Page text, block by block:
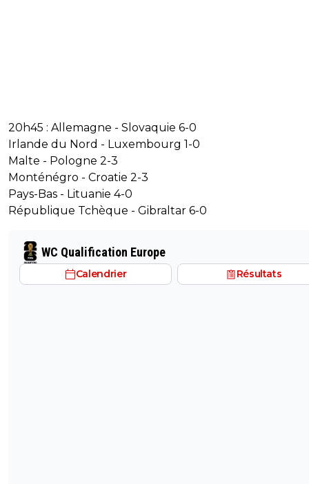
20h45 : Allemagne - Slovaquie 6-0
Irlande du Nord - Luxembourg 1-0
Malte - Pologne 2-3
Monténégro - Croatie 2-3
Pays-Bas - Lituanie 4-0
République Tchèque - Gibraltar 6-0
WC Qualification Europe
Calendrier Résultats